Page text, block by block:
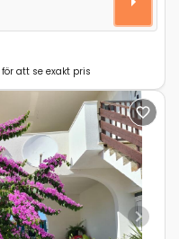
för att se exakt pris
Next